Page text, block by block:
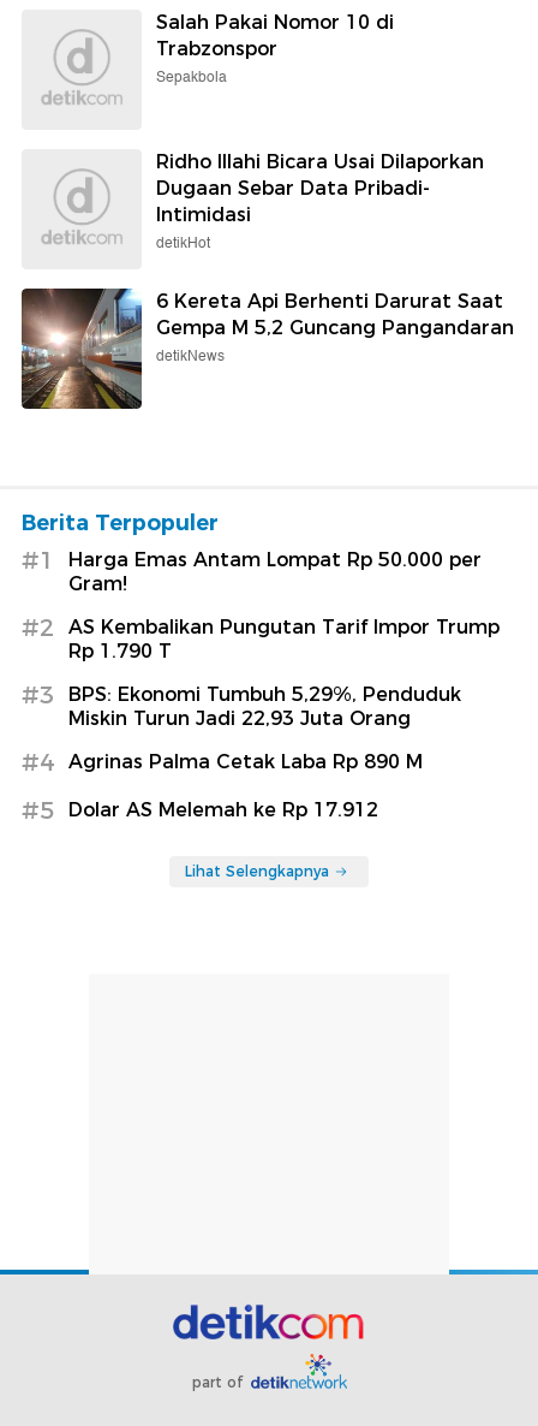
Salah Pakai Nomor 10 di
Trabzonspor
Sepakbola
Ridho Illahi Bicara Usai Dilaporkan
Dugaan Sebar Data Pribadi-
Intimidasi
detikHot
6 Kereta Api Berhenti Darurat Saat
Gempa M 5,2 Guncang Pangandaran
detikNews
Berita Terpopuler
#1
Harga Emas Antam Lompat Rp 50.000 per
Gram!
#2
AS Kembalikan Pungutan Tarif Impor Trump
Rp 1.790 T
#3
BPS: Ekonomi Tumbuh 5,29%, Penduduk
Miskin Turun Jadi 22,93 Juta Orang
#4 Agrinas Palma Cetak Laba Rp 890 M
#5 Dolar AS Melemah ke Rp 17.912
Lihat Selengkapnya
part of